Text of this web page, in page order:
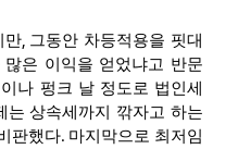
만, 그동안 차등적용을 핏대
은 이익을 얻었냐고 반문
나 펑크 날 정도로 법인세
는 상속세까지 깎자고 하는
판했다. 마지막으로 최저임